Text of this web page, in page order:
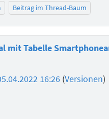
Beitrag im Thread-Baum
mit Tabelle
16:26 (Versionen)